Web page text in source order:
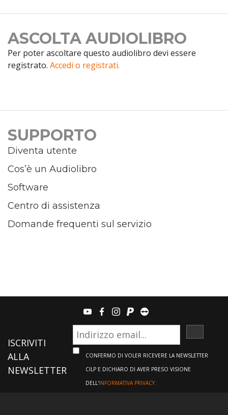
ASCOLTA AUDIOLIBRO
Per poter ascoltare questo audiolibro devi essere
registrato. Accedi o registrati.
SUPPORTO
Diventa utente
Cos’è un Audiolibro
Software
Centro di assistenza
Domande frequenti sul servizio
youtubefacebook
instagram
paypalteamviewer
ISCRIVITI
ALLA
NEWSLETTER
CONFERMO DI VOLER RICEVERE LA NEWSLETTER
CILP E DICHIARO DI AVER PRESO VISIONE
DELL'INFORMATIVA PRIVACY.